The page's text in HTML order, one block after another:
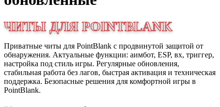
ЧИТЫ ДЛЯ POINTBLANK
Приватные читы для PointBlank с продвинутой защитой от
обнаружения. Актуальные функции: аимбот, ESP, вх, триггер,
настройка под стиль игры. Регулярные обновления,
стабильная работа без лагов, быстрая активация и техническая
поддержка. Безопасные решения для комфортной игры в
PointBlank.